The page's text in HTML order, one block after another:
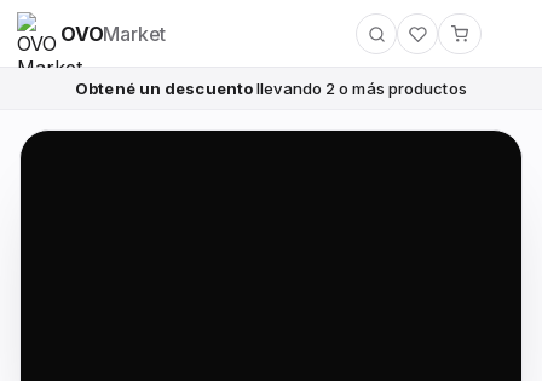
OVOMarket
Obtené un descuentollevando 2 o más productos